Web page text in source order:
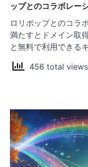
ップとのコラボレー
ロリポップとのコラ
満たすとドメイン取
と無料で利用できる
456 total views